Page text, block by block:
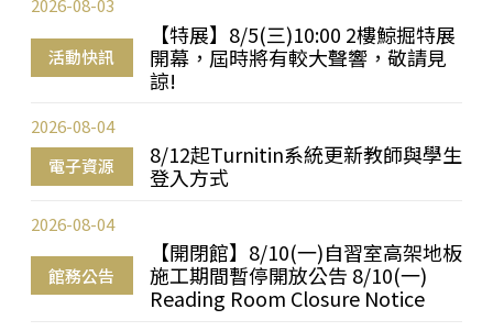
活動快訊
【特展】8/5(三)10:00 2樓鯨掘特展
開幕，屆時將有較大聲響，敬請見
諒!
2026-08-03
電子資源
8/12起Turnitin系統更新教師與學生
登入方式
2026-08-04
館務公告
【開閉館】8/10(一)自習室高架地板
施工期間暫停開放公告 8/10(一)
Reading Room Closure Notice
2026-08-04